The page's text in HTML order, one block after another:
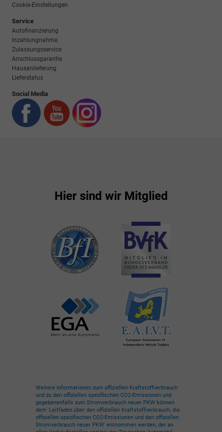
Cookie-Einstellungen
Service
Autofinanzierung
Inzahlungnahme
Zulassungsservice
Anschlussgarantie
Hausanlieferung
Lieferstatus
Social Media
Hier sind wir Mitglied
Weitere Informationen zum offiziellen Kraftstoffverbrauch
und zu den offiziellen spezifischen CO2-Emissionen und
gegebenenfalls zum Stromverbrauch neuer PKW können
dem 'Leitfaden über den offiziellen Kraftstoffverbrauch, die
offiziellen spezifischen CO2-Emissionen und den offiziellen
Stromverbrauch neuer PKW' entnommen werden, der an